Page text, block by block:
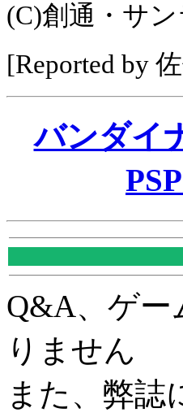
(C)創通・サ
[Reported by
バンダイ
Q&A、ゲー
りません
また、弊誌